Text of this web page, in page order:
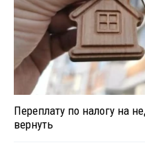
Переплату по налогу на
вернуть